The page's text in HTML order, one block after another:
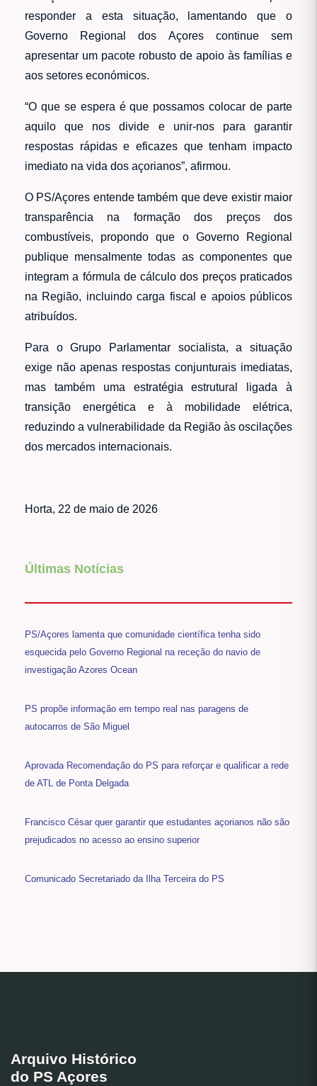
responder a esta situação, lamentando que o
Governo Regional dos Açores continue sem
apresentar um pacote robusto de apoio às famílias e
aos setores económicos.
“O que se espera é que possamos colocar de parte
aquilo que nos divide e unir-nos para garantir
respostas rápidas e eficazes que tenham impacto
imediato na vida dos açorianos”, afirmou.
O PS/Açores entende também que deve existir maior
transparência na formação dos preços dos
combustíveis, propondo que o Governo Regional
publique mensalmente todas as componentes que
integram a fórmula de cálculo dos preços praticados
na Região, incluindo carga fiscal e apoios públicos
atribuídos.
Para o Grupo Parlamentar socialista, a situação
exige não apenas respostas conjunturais imediatas,
mas também uma estratégia estrutural ligada à
transição energética e à mobilidade elétrica,
reduzindo a vulnerabilidade da Região às oscilações
dos mercados internacionais.
Horta, 22 de maio de 2026
Últimas Notícias
PS/Açores lamenta que comunidade científica tenha sido
esquecida pelo Governo Regional na receção do navio de
investigação Azores Ocean
PS propõe informação em tempo real nas paragens de
autocarros de São Miguel
Aprovada Recomendação do PS para reforçar e qualificar a rede
de ATL de Ponta Delgada
Francisco César quer garantir que estudantes açorianos não são
prejudicados no acesso ao ensino superior
Comunicado Secretariado da Ilha Terceira do PS
Arquivo Histórico
do PS Açores